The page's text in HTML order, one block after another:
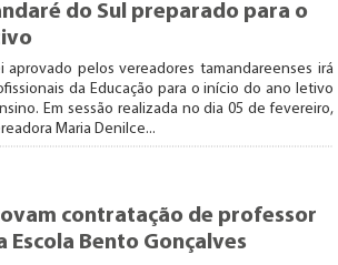
do Sul preparado para o
pelos vereadores tamandareenses irá
da Educação para o início do ano letivo
Em sessão realizada no dia 05 de fevereiro,
Maria Denilce...
contratação de professor
Escola Bento Gonçalves